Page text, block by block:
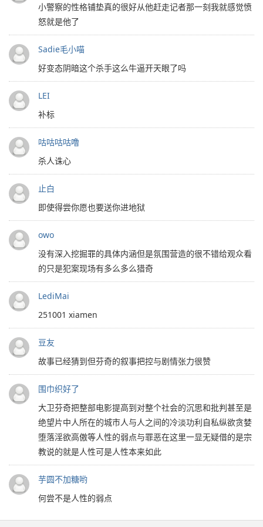
小警察的性格铺垫真的很好从他赶走记者那一刻我就感觉愤
怒就是他了
Sadie毛小喵
好变态阴暗这个杀手这么牛逼开天眼了吗
LEI
补标
咕咕咕咕噜
杀人诛心
止白
即使得尝你愿也要送你进地狱
owo
没有深入挖掘罪的具体内涵但是氛围营造的很不错给观众看
的只是犯案现场有多么多么猎奇
LediMai
251001 xiamen
豆友
故事已经猜到但芬奇的叙事把控与剧情张力很赞
围巾织好了
大卫芬奇把整部电影提高到对整个社会的沉思和批判甚至是
绝望片中人所在的城市人与人之间的冷淡功利自私纵欲贪婪
堕落淫欲高傲等人性的弱点与罪恶在这里一显无疑借的是宗
教说的就是人性可是人性本来如此
芋圆不加糖哟
何尝不是人性的弱点